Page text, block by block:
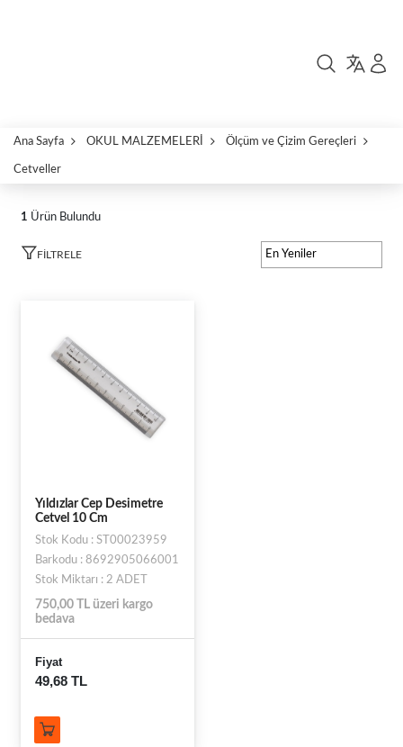
Ana Sayfa OKUL MALZEMELERİ Ölçüm ve Çizim Gereçleri
Cetveller
1 Ürün Bulundu
FILTRELE
Yıldızlar Cep Desimetre
Cetvel 10 Cm
Stok Kodu : ST00023959
Barkodu : 8692905066001
Stok Miktarı : 2 ADET
750,00 TL üzeri kargo
bedava
Fiyat
49,68 TL